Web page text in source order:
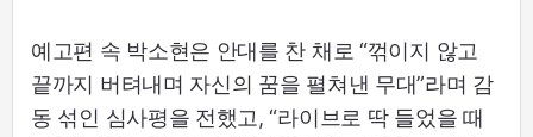
예고편 속 박소현은 안대를 찬 채로 “꺾이지 않고
끝까지 버텨내며 자신의 꿈을 펼쳐낸 무대”라며 감
동 섞인 심사평을 전했고, “라이브로 딱 들었을 때